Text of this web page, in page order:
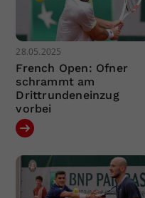
28.05.2025
French Open: Ofner
schrammt am
Drittrundeneinzug
vorbei